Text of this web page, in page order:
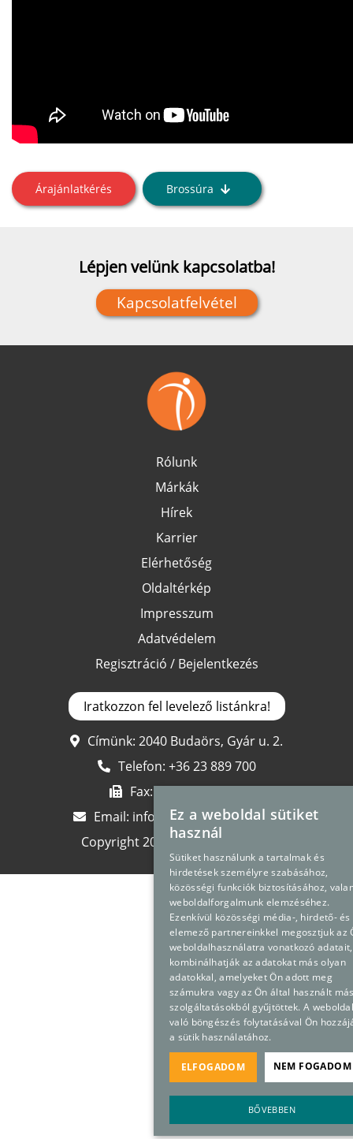
Árajánlatkérés Brossúra
Lépjen velünk kapcsolatba!
Kapcsolatfelvétel
Rólunk
Márkák
Hírek
Karrier
Elérhetőség
Oldaltérkép
Impresszum
Adatvédelem
Regisztráció / Bejelentkezés
Iratkozzon fel levelező listánkra!
Címünk: 2040 Budaörs, Gyár u. 2.
Telefon: +36 23 889 700
Fax:+36 23 889 710
Email: info@premedpharma.hu
Copyright 2024Premed Pharma
Ez a weboldal sütiket
használ
Sütiket használunk a tartalmak és
hirdetések személyre szabásához,
közösségi funkciók biztosításához,
weboldalforgalmunk elemzéséhez.
Ezenkívül közösségi média-, hirdető- és
elemező partnereinkkel megosztjuk az
weboldalhasználatra vonatkozó
kombinálhatják az adatokat más olyan
adatokkal, amelyeket Ön adott meg
számukra vagy az Ön által használt
szolgáltatásokból gyűjtöttek. A
való böngészés folytatásával Ön
a sütik használatához.
BŐVEBBEN
ELFOGADOM NEM